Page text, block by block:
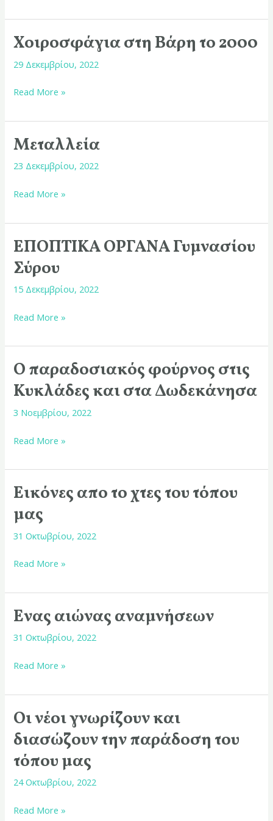
Χοιροσφάγια στη Βάρη το 2000
29 Δεκεμβρίου, 2022
Χοιροσφάγια
το
Read More »
Μεταλλεία
23 Δεκεμβρίου, 2022
Μεταλλεία
Read More »
ΕΠΟΠΤΙΚΑ ΟΡΓΑΝΑ Γυμνασίου
Σύρου
15 Δεκεμβρίου, 2022
ΕΠΟΠΤΙΚΑ
ΟΡΓΑΝΑ
Γυμνασίου
Σύρου
Read More »
Ο παραδοσιακός φούρνος στις
Κυκλάδες και στα Δωδεκάνησα
3 Νοεμβρίου, 2022
Ο
παραδοσιακός
στις
στα
Δωδεκάνησα
Read More »
Εικόνες απο το χτες του τόπου
μας
31 Οκτωβρίου, 2022
Εικόνες
το
χτες
μας
Read More »
Ένας αιώνας αναμνήσεων
31 Οκτωβρίου, 2022
Ένας
αναμνήσεων
Read More »
Οι νέοι γνωρίζουν και
διασώζουν την παράδοση του
τόπου μας
24 Οκτωβρίου, 2022
Οι
νέοι
γνωρίζουν
και
διασώζουν
παράδοση
Read More »